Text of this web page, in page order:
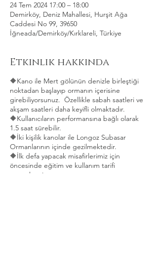
24 Tem 2024 17:00 – 18:00
Demirköy, Deniz Mahallesi, Hurşit Ağa
Caddesi No 99, 39650
İğneada/Demirköy/Kırklareli, Türkiye
Etkinlik hakkında
🔶Kano ile Mert gölünün denizle birleştiği
noktadan başlayıp ormanın içerisine
girebiliyorsunuz. Özellikle sabah saatleri ve
akşam saatleri daha keyifli olmaktadır.
🔶Kullanıcıların performansına bağlı olarak
1.5 saat sürebilir.
🔶İki kişilik kanolar ile Longoz Subasar
Ormanlarının içinde gezilmektedir.
🔶İlk defa yapacak misafirlerimiz için
öncesinde eğitim ve kullanım tarifi
vermekteyiz.